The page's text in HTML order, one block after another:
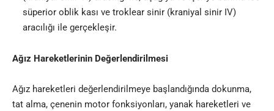
süperior oblik kası ve troklear sinir (kraniyal sinir IV)
aracılığı ile gerçekleşir.
Ağız Hareketlerinin Değerlendirilmesi
Ağız hareketleri değerlendirilmeye başlandığında dokunma,
tat alma, çenenin motor fonksiyonları, yanak hareketleri ve